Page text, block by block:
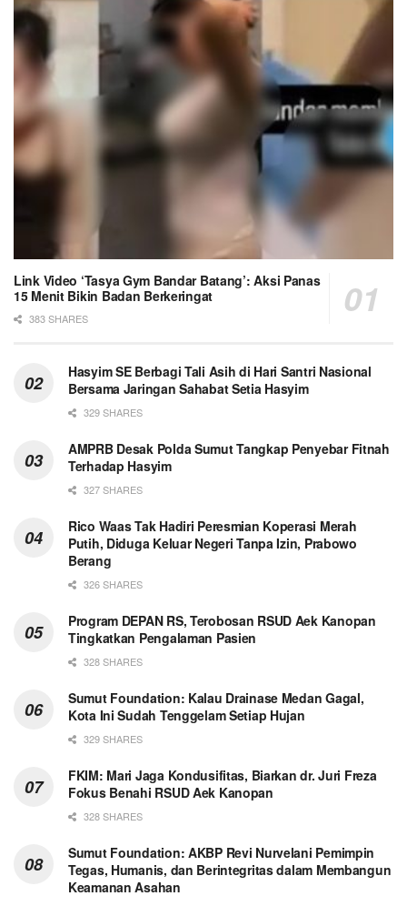
Link Video ‘Tasya Gym Bandar Batang’: Aksi Panas
15 Menit Bikin Badan Berkeringat
383 SHARES
Hasyim SE Berbagi Tali Asih di Hari Santri Nasional
Bersama Jaringan Sahabat Setia Hasyim
329 SHARES
AMPRB Desak Polda Sumut Tangkap Penyebar Fitnah
Terhadap Hasyim
327 SHARES
Rico Waas Tak Hadiri Peresmian Koperasi Merah
Putih, Diduga Keluar Negeri Tanpa Izin, Prabowo
Berang
326 SHARES
Program DEPAN RS, Terobosan RSUD Aek Kanopan
Tingkatkan Pengalaman Pasien
328 SHARES
Sumut Foundation: Kalau Drainase Medan Gagal,
Kota Ini Sudah Tenggelam Setiap Hujan
329 SHARES
FKIM: Mari Jaga Kondusifitas, Biarkan dr. Juri Freza
Fokus Benahi RSUD Aek Kanopan
328 SHARES
Sumut Foundation: AKBP Revi Nurvelani Pemimpin
Tegas, Humanis, dan Berintegritas dalam Membangun
Keamanan Asahan